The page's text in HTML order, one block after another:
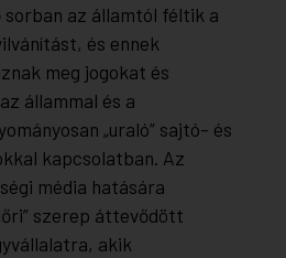
sorban az államtól féltik a
és ennek
meg jogokat és
állammal és a
„uraló” sajtó- és
kapcsolatban. Az
média hatására
szerep áttevődött
akik